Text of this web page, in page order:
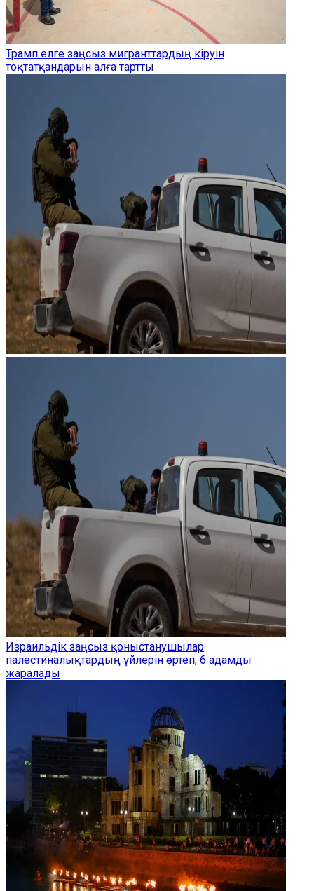
Трамп елге заңсыз мигранттардың кіруін
тоқтатқандарын алға тартты
Израильдік заңсыз қоныстанушылар
палестиналықтардың үйлерін өртеп, 6 адамды
жаралады